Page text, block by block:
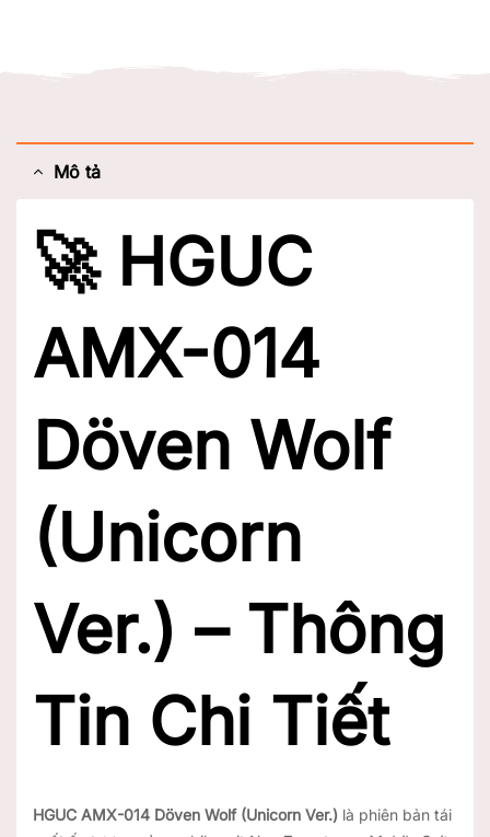
Mô tả
🚀 HGUC
AMX-014
Döven Wolf
(Unicorn
Ver.) – Thông
Tin Chi Tiết
HGUC AMX-014 Döven Wolf (Unicorn Ver.) là phiên bản tái